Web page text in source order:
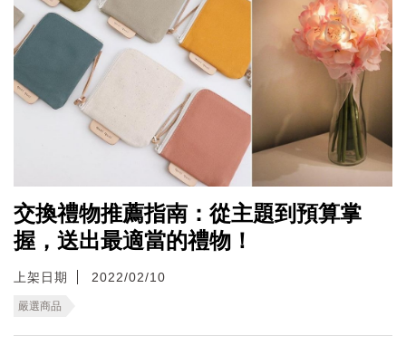
交換禮物推薦指南：從主題到預算掌
握，送出最適當的禮物！
上架日期 2022/02/10
嚴選商品